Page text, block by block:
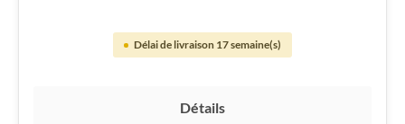
Délai de livraison 17 semaine(s)
Détails